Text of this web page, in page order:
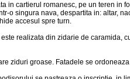
in cartierul romanesc, pe un teren in
o singura nava, despartita in: altar,
accesul spre turn.
realizata din zidarie de caramida,
ziduri groase. Fatadele se